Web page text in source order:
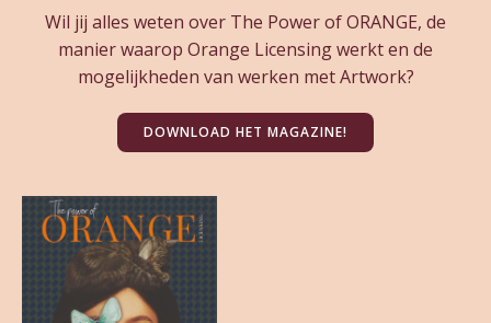
Wil jij alles weten over The Power of ORANGE, de
manier waarop Orange Licensing werkt en de
mogelijkheden van werken met Artwork?
DOWNLOAD HET MAGAZINE!